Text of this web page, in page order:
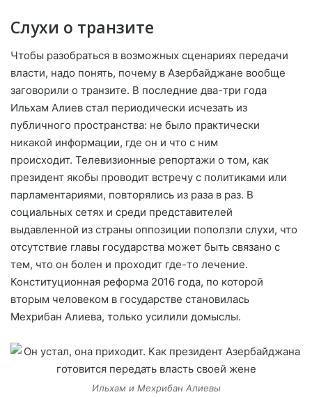
Слухи о транзите
Чтобы разобраться в возможных сценариях передачи
власти, надо понять, почему в Азербайджане вообще
заговорили о транзите. В последние два-три года
Ильхам Алиев стал периодически исчезать из
публичного пространства: не было практически
никакой информации, где он и что с ним
происходит. Телевизионные репортажи о том, как
президент якобы проводит встречу с политиками или
парламентариями, повторялись из раза в раз. В
социальных сетях и среди представителей
выдавленной из страны оппозиции поползли слухи, что
отсутствие главы государства может быть связано с
тем, что он болен и проходит где-то лечение.
Конституционная реформа 2016 года, по которой
вторым человеком в государстве становилась
Мехрибан Алиева, только усилили домыслы.
Ильхам и Мехрибан Алиевы